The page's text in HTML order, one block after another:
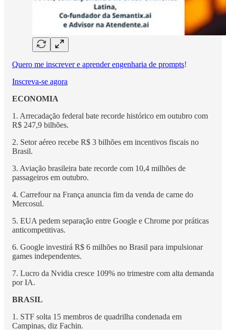
Quero me inscrever e aprender engenharia de prompts!
Inscreva-se agora
ECONOMIA
1. Arrecadação federal bate recorde histórico em outubro com
R$ 247,9 bilhões.
2. Setor aéreo recebe R$ 3 bilhões em incentivos fiscais no
Brasil.
3. Aviação brasileira bate recorde com 10,4 milhões de
passageiros em outubro.
4. Carrefour na França anuncia fim da venda de carne do
Mercosul.
5. EUA pedem separação entre Google e Chrome por práticas
anticompetitivas.
6. Google investirá R$ 6 milhões no Brasil para impulsionar
games independentes.
7. Lucro da Nvidia cresce 109% no trimestre com alta demanda
por IA.
BRASIL
1. STF solta 15 membros de quadrilha condenada em
Campinas, diz Fachin.